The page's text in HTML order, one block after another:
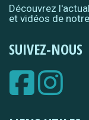
Découvrez
et vidéos de
SUIVEZ-NOUS